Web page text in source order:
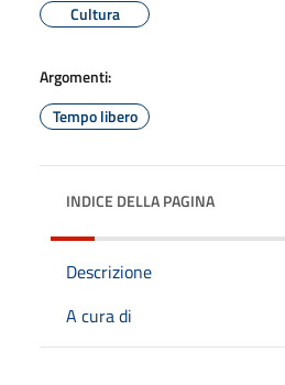
Cultura
Argomenti:
Tempo libero
INDICE DELLA PAGINA
Descrizione
A cura di